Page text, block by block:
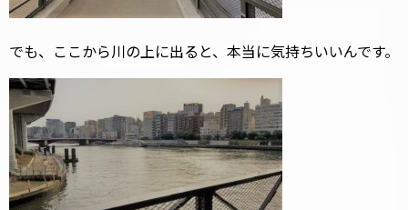
でも、ここから川の上に出ると、本当に気持ちいいんです。